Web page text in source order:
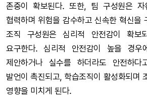
존중이 확보된다. 또한, 팀 구성원은 자
협력하며 위험을 감수하고 신속한 혁신을
조직 구성원은 심리적 안전감이 확보
요구한다. 심리적 안전감이 높을 경우
제안하거나 실수를 하더라도 안전하다
발언이 촉진되고, 학습조직이 활성화되며
영향을 미치게 된다.